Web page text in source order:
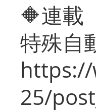
🔶連
特殊自
25/